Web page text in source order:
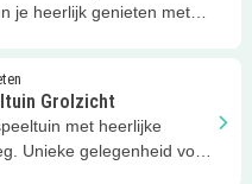
je heerlijk genieten met
Grolzicht
met heerlijke
Unieke gelegenheid voor